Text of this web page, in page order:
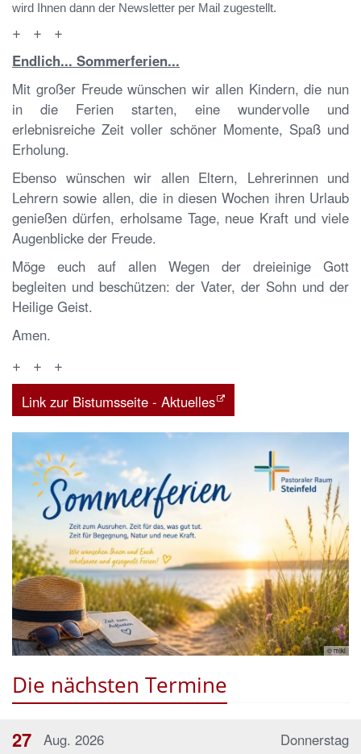
wird Ihnen dann der Newsletter per Mail zugestellt.
+ + +
Endlich... Sommerferien...
Mit großer Freude wünschen wir allen Kindern, die nun
in die Ferien starten, eine wundervolle und
erlebnisreiche Zeit voller schöner Momente, Spaß und
Erholung.
Ebenso wünschen wir allen Eltern, Lehrerinnen und
Lehrern sowie allen, die in diesen Wochen ihren Urlaub
genießen dürfen, erholsame Tage, neue Kraft und viele
Augenblicke der Freude.
Möge euch auf allen Wegen der dreieinige Gott
begleiten und beschützen: der Vater, der Sohn und der
Heilige Geist.
Amen.
+ + +
Link zur Bistumsseite - Aktuelles
© miki
Die nächsten Termine
Donnerstag
27 Aug. 2026